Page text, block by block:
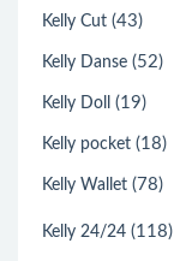
Kelly Cut (43)
Kelly Danse (52)
Kelly Doll (19)
Kelly pocket (18)
Kelly Wallet (78)
Kelly 24/24 (118)